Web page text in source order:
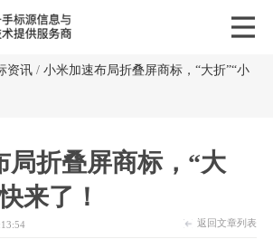
资讯 / 小米加速布局折叠屏商标，“大折”“小
局折叠屏商标，“大
来了！
返回文章列表